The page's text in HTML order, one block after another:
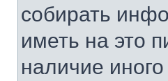
собирать
иметь на это
наличие